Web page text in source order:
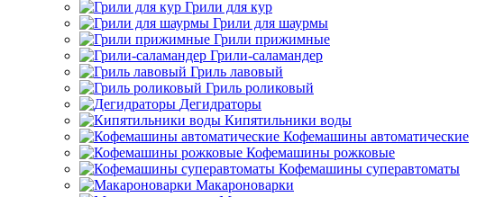
Грили для кур
Грили для шаурмы
Грили прижимные
Грили-саламандер
Гриль лавовый
Гриль роликовый
Дегидраторы
Кипятильники воды
Кофемашины автоматические
Кофемашины рожковые
Кофемашины суперавтоматы
Макароноварки